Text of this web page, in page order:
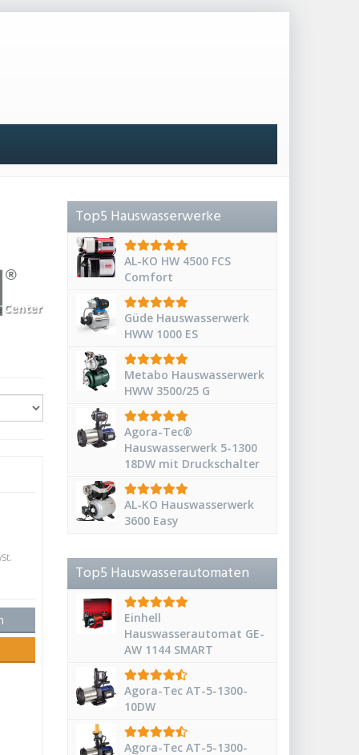
Top5 Hauswasserwerke
AL-KO HW 4500 FCS
Comfort
Güde Hauswasserwerk
HWW 1000 ES
Metabo Hauswasserwerk
HWW 3500/25 G
Agora-Tec®
Hauswasserwerk 5-1300
18DW mit Druckschalter
AL-KO Hauswasserwerk
3600 Easy
Top5 Hauswasserautomaten
Einhell
Hauswasserautomat GE-
AW 1144 SMART
Agora-Tec AT-5-1300-
10DW
Agora-Tec AT-5-1300-